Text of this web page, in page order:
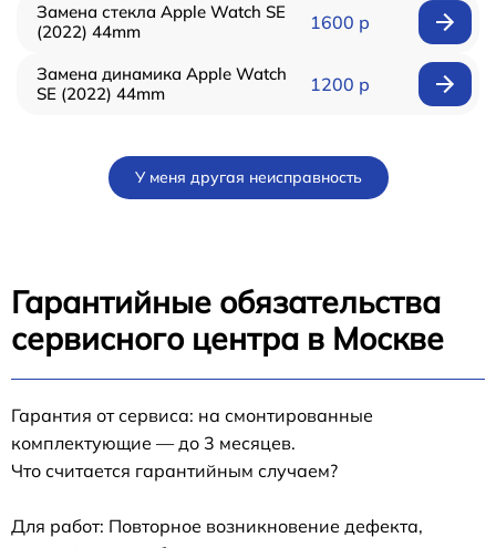
Замена стекла Apple Watch SE
(2022) 44mm
1600 р
Замена динамика Apple Watch
SE (2022) 44mm
1200 р
У меня другая неисправность
Гарантийные обязательства
сервисного центра в Москве
Гарантия от сервиса: на смонтированные
комплектующие — до 3 месяцев.
Что считается гарантийным случаем?
Для работ: Повторное возникновение дефекта,